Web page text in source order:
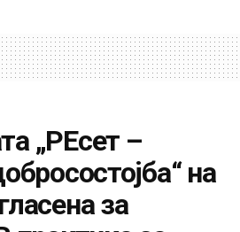
„РЕсет –
на
за